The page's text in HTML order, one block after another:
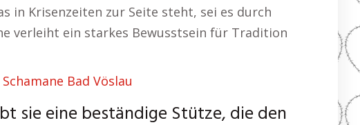
in Krisenzeiten zur Seite steht, sei es durch
verleiht ein starkes Bewusstsein für Tradition
Schamane Bad Vöslau
sie eine beständige Stütze, die den